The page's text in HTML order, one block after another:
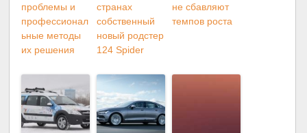
проблемы и
профессионал
ьные методы
их решения
странах
собственный
новый родстер
124 Spider
не сбавляют
темпов роста